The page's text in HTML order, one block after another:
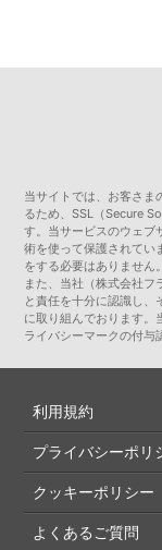
当サイトでは、お客さま
るため、SSL（Secure
す。当サービスのウェブ
術を使って保護されてい
をする必要はありません。
また、当社（株式会社フ
と責任を十分に認識し、
に取り組んでおります。
ライバシーマークの付与
利用規約
プライバシーポリ
クッキーポリシー
よくあるご質問